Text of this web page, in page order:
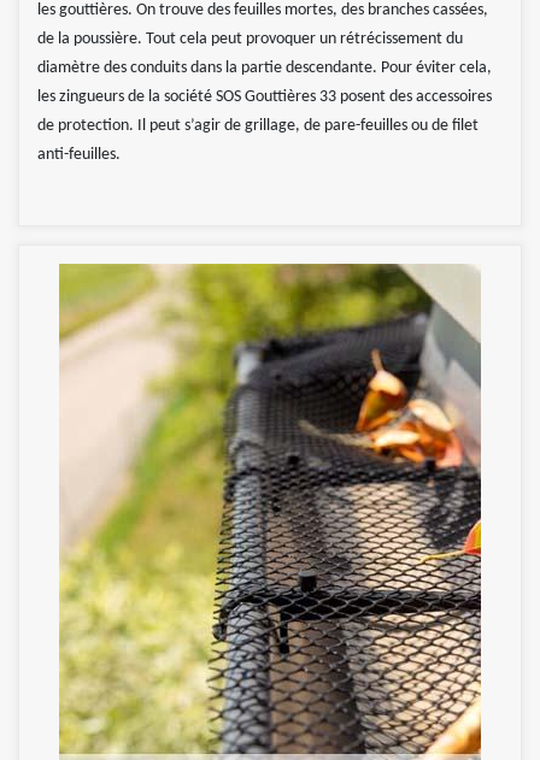
les gouttières. On trouve des feuilles mortes, des branches cassées,
de la poussière. Tout cela peut provoquer un rétrécissement du
diamètre des conduits dans la partie descendante. Pour éviter cela,
les zingueurs de la société SOS Gouttières 33 posent des accessoires
de protection. Il peut s’agir de grillage, de pare-feuilles ou de filet
anti-feuilles.